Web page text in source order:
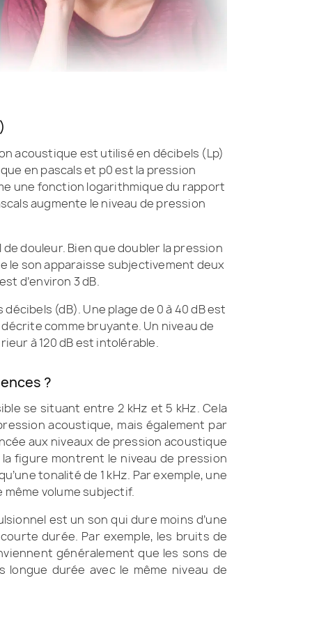
acoustique est utilisé en décibels (Lp)
en pascals et p0 est la pression
une fonction logarithmique du rapport
augmente le niveau de pression
de douleur. Bien que doubler la pression
le son apparaisse subjectivement deux
d’environ 3 dB.
(dB). Une plage de 0 à 40 dB est
comme bruyante. Un niveau de
à 120 dB est intolérable.
?
se situant entre 2 kHz et 5 kHz. Cela
acoustique, mais également par
aux niveaux de pression acoustique
figure montrent le niveau de pression
tonalité de 1 kHz. Par exemple, une
même volume subjectif.
est un son qui dure moins d’une
durée. Par exemple, les bruits de
généralement que les sons de
durée avec le même niveau de